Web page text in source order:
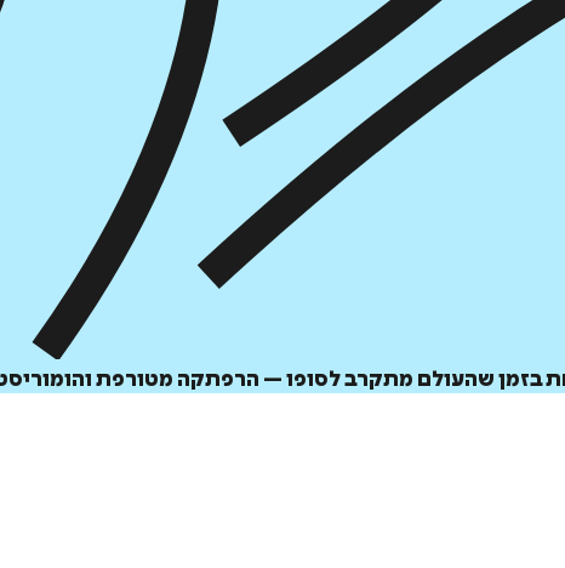
איזה פורמט בא לך?
מודפס
₪ 73.6
מחיר על הספר: ₪
בזמן שהעולם מתקרב לסופו – הרפתקה מטורפת